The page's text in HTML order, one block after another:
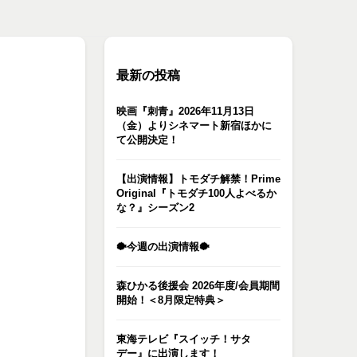
最新の投稿
映画『刺青』2026年11月13日
（金）よりシネマート新宿ほかに
て公開決定！
【出演情報】トモダチ解禁！Prime
Original『トモダチ100人よべるか
な？』シーズン2
🐡今週の出演情報🐡
森ひかる後援会 2026年度/会員期間
開始！＜8月限定特典＞
東海テレビ『スイッチ！サタ
デー』に出演します！